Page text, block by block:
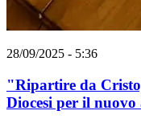
28/09/2025 - 5:36
"Ripartire da
Diocesi per il